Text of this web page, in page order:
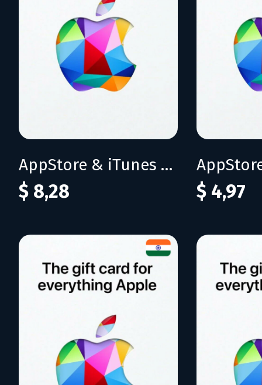
AppStore & iTunes 50 CNY
$ 8,28 $ 4,97